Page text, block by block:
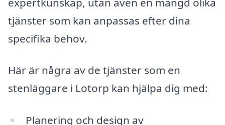
tjänster som kan anpassas efter dina
specifika behov.
Här är några av de tjänster som en
stenläggare i Lotorp kan hjälpa dig med:
Planering och design av